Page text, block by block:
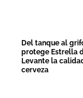
Del tanque al
protege Estrella
Levante la
cerveza